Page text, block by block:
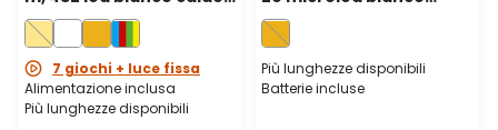
cavo verde
7 giochi + luce fissa
Alimentazione inclusa
Più lunghezze disponibili
extra caldo, cavo metal
rame, micro
portabatterie
Più lunghezze disponibili
Batterie incluse